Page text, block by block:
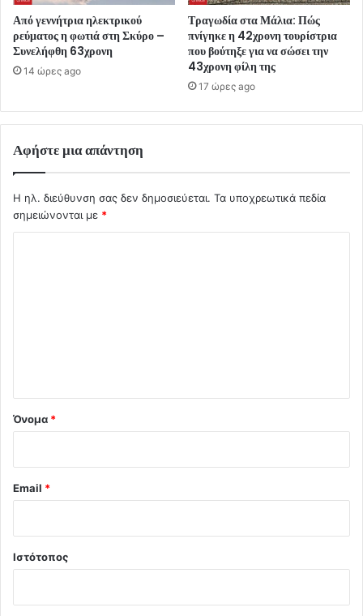
Από γεννήτρια ηλεκτρικού
ρεύματος η φωτιά στη Σκύρο –
Συνελήφθη 63χρονη
14 ώρες ago
Τραγωδία στα Μάλια: Πώς
πνίγηκε η 42χρονη τουρίστρια
που βούτηξε για να σώσει την
43χρονη φίλη της
17 ώρες ago
Αφήστε μια απάντηση
Η ηλ. διεύθυνση σας δεν δημοσιεύεται. Τα υποχρεωτικά πεδία
σημειώνονται με *
Όνομα *
Email *
Ιστότοπος